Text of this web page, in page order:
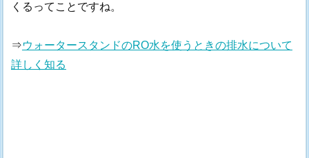
くるってことですね。
⇒ウォータースタンドのRO水を使うときの排水について
詳しく知る